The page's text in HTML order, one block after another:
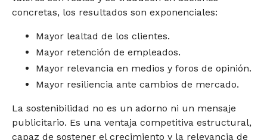
concretas, los resultados son exponenciales:
Mayor lealtad de los clientes.
Mayor retención de empleados.
Mayor relevancia en medios y foros de opinión.
Mayor resiliencia ante cambios de mercado.
La sostenibilidad no es un adorno ni un mensaje
publicitario. Es una ventaja competitiva estructural,
capaz de sostener el crecimiento y la relevancia de